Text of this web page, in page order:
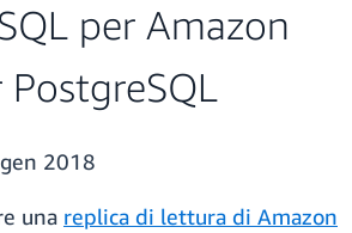
per Amazon
PostgreSQL
2018
una replica di lettura di Amazon